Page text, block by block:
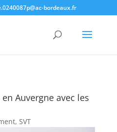
bordeaux.fr
Auvergne avec les
, SVT